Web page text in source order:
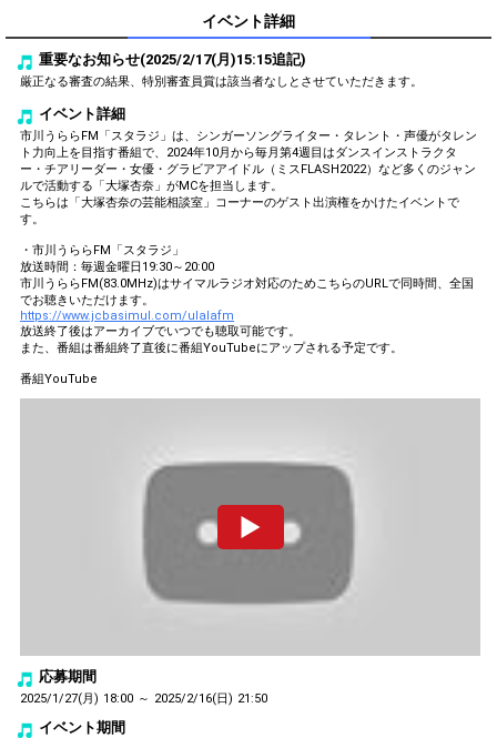
(available from 1 JPY)! When you
continue to send gifts to the
performer(s), the performer's
popularity ranking and your
To cheer on performers, you can
send them gifts.
To send performers paid items,
you must use Show Gold.
イベント詳細
重要なお知らせ(2025/2/17(月)15:15追記)
厳正なる審査の結果、特別審査員賞は該当者なしとさせていただきます。
イベント詳細
市川うららFM「スタラジ」は、シンガーソングライター・タレント・声優がタレン
ト力向上を目指す番組で、2024年10月から毎月第4週目はダンスインストラクタ
ー・チアリーダー・女優・グラビアアイドル（ミスFLASH2022）など多くのジャン
ルで活動する「大塚杏奈」がMCを担当します。
こちらは「大塚杏奈の芸能相談室」コーナーのゲスト出演権をかけたイベントで
す。
・市川うららFM「スタラジ」
放送時間：毎週金曜日19:30～20:00
市川うららFM(83.0MHz)はサイマルラジオ対応のためこちらのURLで同時間、全国
でお聴きいただけます。
https://www.jcbasimul.com/ulalafm
放送終了後はアーカイブでいつでも聴取可能です。
また、番組は番組終了直後に番組YouTubeにアップされる予定です。
番組YouTube
応募期間
2025/1/27(月) 18:00 ～ 2025/2/16(日) 21:50
イベント期間